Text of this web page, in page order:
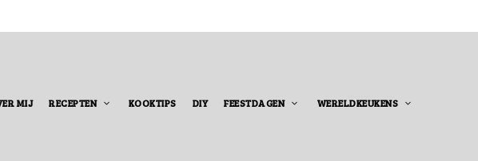
MIJ RECEPTEN KOOKTIPS DIY FEESTDAGEN WERELDKEUKENS